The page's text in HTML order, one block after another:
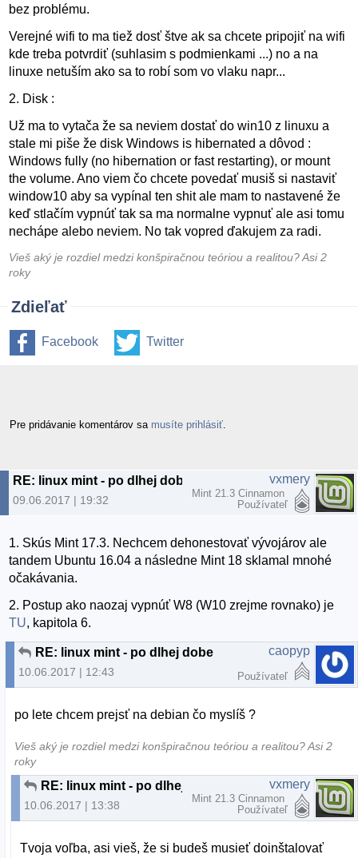
bez problému.
Verejné wifi to ma tiež dosť štve ak sa chcete pripojiť na wifi
kde treba potvrdiť (suhlasim s podmienkami ...) no a na
linuxe netuším ako sa to robí som vo vlaku napr...
2. Disk :
Už ma to vytača že sa neviem dostať do win10 z linuxu a
stale mi piše že disk Windows is hibernated a dôvod :
Windows fully (no hibernation or fast restarting), or mount
the volume. Ano viem čo chcete povedať musiš si nastaviť
window10 aby sa vypínal ten shit ale mam to nastavené že
keď stlačím vypnúť tak sa ma normalne vypnuť ale asi tomu
nechápe alebo neviem. No tak vopred ďakujem za radi.
Vieš aký je rozdiel medzi konšpiračnou teóriou a realitou? Asi 2
roky
Zdieľať
Facebook Twitter
Pre pridávanie komentárov sa musíte prihlásiť
RE: linux mint - po dlhej dobe
09.06.2017 | 19:32
vxmery
Mint 21.3 Cinnamon
Používateľ
1. Skús Mint 17.3. Nechcem dehonestovať vývojárov ale
tandem Ubuntu 16.04 a následne Mint 18 sklamal mnohé
očakávania.
2. Postup ako naozaj vypnúť W8 (W10 zrejme rovnako) je
TU, kapitola 6.
RE: linux mint - po dlhej dobe
10.06.2017 | 12:43
caopyp
Používateľ
po lete chcem prejsť na debian čo myslíš ?
Vieš aký je rozdiel medzi konšpiračnou teóriou a realitou? Asi 2
roky
RE: linux mint - po dlhej dobe
10.06.2017 | 13:38
vxmery
Mint 21.3 Cinnamon
Používateľ
Tvoja voľba, asi vieš, že si budeš musieť doinštalovať